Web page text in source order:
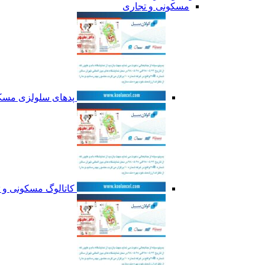
مسکونی و تجاری
پدهای سلولزی
کاتالوگ مسکونی و